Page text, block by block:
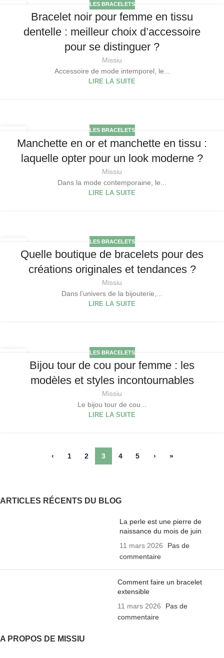
LES BRACELETS
Bracelet noir pour femme en tissu
dentelle : meilleur choix d’accessoire
pour se distinguer ?
Missiu
Accessoire de mode intemporel, le...
LIRE LA SUITE
DÉC
LES BRACELETS
Manchette en or et manchette en tissu :
laquelle opter pour un look moderne ?
Missiu
Dans la mode contemporaine, le...
LIRE LA SUITE
LES BRACELETS
Quelle boutique de bracelets pour des
créations originales et tendances ?
Missiu
Dans l’univers de la bijouterie,...
LIRE LA SUITE
LES BRACELETS
Bijou tour de cou pour femme : les
modèles et styles incontournables
Missiu
Le bijou tour de cou...
LIRE LA SUITE
‹ 1 2 3 4 5 › »
ARTICLES RÉCENTS DU BLOG
La perle est une pierre de
naissance du mois de juin
11 mars 2026
Pas de
commentaire
Comment faire un bracelet
extensible
11 mars 2026
Pas de
commentaire
A PROPOS DE MISSIU